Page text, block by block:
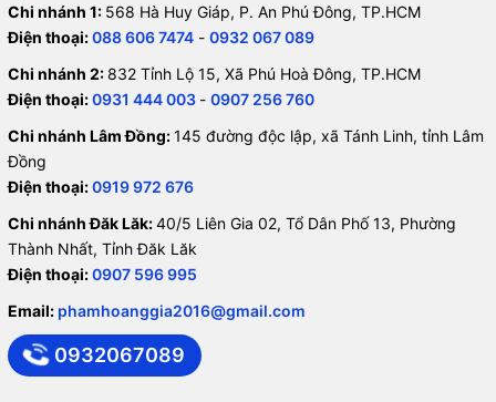
Chi nhánh 1: 568 Hà Huy Giáp, P. An Phú Đông, TP.HCM
Điện thoại:088 606 7474 - 0932 067 089
Chi nhánh 2: 832 Tỉnh Lộ 15, Xã Phú Hoà Đông, TP.HCM
Điện thoại:0931 444 003 - 0907 256 760
Chi nhánh Lâm Đồng:145 đường độc lập, xã Tánh Linh, tỉnh Lâm
Đồng
Điện thoại:0919 972 676
Chi nhánh Đăk Lăk:40/5 Liên Gia 02, Tổ Dân Phố 13, Phường
Thành Nhất, Tỉnh Đăk Lăk
Điện thoại:0907 596 995
Email: phamhoanggia2016@gmail.com
0932067089